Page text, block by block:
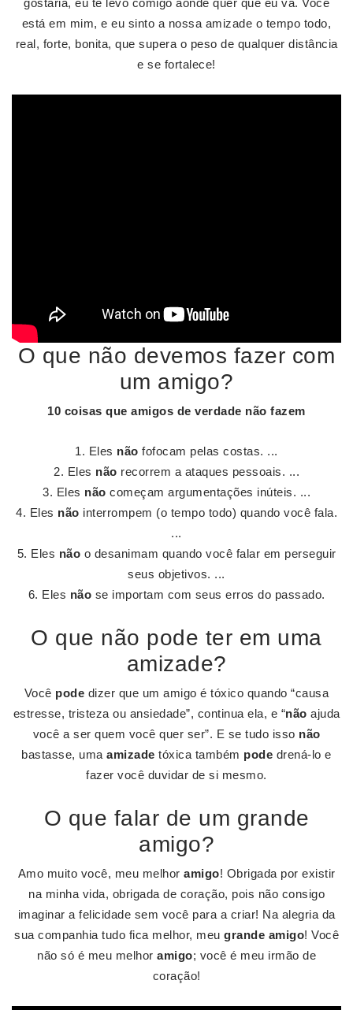
gostaria, eu te levo comigo aonde quer que eu vá. Você
está em mim, e eu sinto a nossa amizade o tempo todo,
real, forte, bonita, que supera o peso de qualquer distância
e se fortalece!
O que não devemos fazer com
um amigo?
10 coisas queamigos de verdade não fazem
Eles não fofocam pelas costas. ...
Eles não recorrem a ataques pessoais. ...
Eles não começam argumentações inúteis. ...
Eles não interrompem (o tempo todo) quando você fala.
...
Eles não o desanimam quando você falar em perseguir
seus objetivos. ...
Eles não se importam com seus erros do passado.
O que não pode ter em uma
amizade?
Você pode dizer que um amigo é tóxico quando “causa
estresse, tristeza ou ansiedade”, continua ela, e “não ajuda
você a ser quem você quer ser”. E se tudo isso não
bastasse, umaamizade tóxica também pode drená-lo e
fazer você duvidar de si mesmo.
O que falar de um grande
amigo?
Amo muito você, meu melhor amigo! Obrigada por existir
na minha vida, obrigada de coração, pois não consigo
imaginar a felicidade sem você para a criar! Na alegria da
sua companhia tudo fica melhor, meu grande amigo! Você
não só é meu melhor amigo; você é meu irmão de
coração!